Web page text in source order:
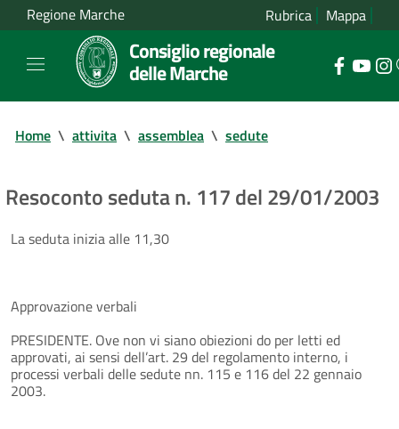
Regione Marche Rubrica Mappa
Consiglio regionale
delle Marche
Home \ attivita \ assemblea \ sedute
Resoconto seduta n. 117 del 29/01/2003
La seduta inizia alle 11,30
Approvazione verbali
PRESIDENTE. Ove non vi siano obiezioni do per letti ed
approvati, ai sensi dell’art. 29 del regolamento interno, i
processi verbali delle sedute nn. 115 e 116 del 22 gennaio
2003.